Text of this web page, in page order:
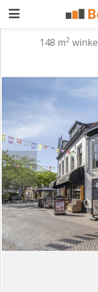
zoeken
Waarom
adverteren
Premium
adverteren
Blog
Registreren
Login
148 m2